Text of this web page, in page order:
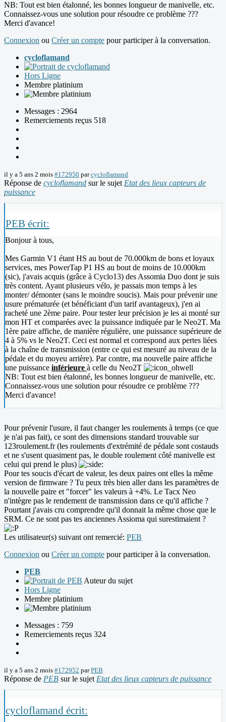
NB: Tout est bien étalonné, les bonnes longueur de manivelle, etc.
Connaissez-vous une solution pour résoudre ce problème ???
Merci d'avance!
Connexion ou Créer un compte pour participer à la conversation.
cycloflamand
Hors Ligne
Membre platinium
Messages : 2964
Remerciements reçus 518
il y a 5 ans 2 mois #172950 parcycloflamand
Réponse de cycloflamand sur le sujet Etat des lieux capteurs de
puissance
PEB écrit:
Bonjour à tous,
Mes Garmin V1 étant HS au bout de 70.000km de bons et loyaux
services, mes PowerTap P1 HS au bout de moins de 10.000km
(sic), j'avais acquis (grâce à Cyclo13) des Assomia Duo dont je suis
très content. Ayant plusieurs vélo, je passais mon temps à les
monter/ démonter (sans le moindre soucis). Mais pour prévenir une
usure prématurée (et bénéficiant d'un tarif avantageux), j'en ai
racheté une 2ème paire. Pour tester leur précision je les ai monté sur
mon HT et comparées avec la puissance indiquée par le Neo2T. Ma
1ère paire affiche, de manière régulière, une puissance supérieure de
4 à 5% vs le Neo2T. Ceci est normal et correspond aux pertes liées
à la chaîne de transmission (entre ce qui est mesuré au niveau de la
pédale et du moyeu arrière). Par contre, ma nouvelle paire affiche
une puissance inférieure à celle du Neo2T
NB: Tout est bien étalonné, les bonnes longueur de manivelle, etc.
Connaissez-vous une solution pour résoudre ce problème ???
Merci d'avance!
Pour prévenir l'usure, il faut changer les roulements à temps (ce que
je n'ai pas fait), ce sont des dimensions standard trouvable sur
123roulement.fr (les roulements d'extrémité de pédale sont costauds
et ne s'usent quasiment pas, le double roulement côté manivelle est
celui qui prend le plus)
Pour tes soucis d'écart de valeur, les deux paires ont elles la même
version de firmware ? Tu peux très bien aller dans les paramètres de
la nouvelle paire et "forcer" les valeurs à +4%. Le Tacx Neo
n'intègre pas le rendement de transmission dans ce qu'il affiche ?
Pourtant j'avais cru comprendre qu'il donnait la même chose que le
SRM. Ce ne sont pas tes anciennes Assioma qui surestimaient ?
Les utilisateur(s) suivant ont remercié: PEB
Connexion ou Créer un compte pour participer à la conversation.
PEB
Auteur du sujet
Hors Ligne
Membre platinium
Messages : 759
Remerciements reçus 324
il y a 5 ans 2 mois #172952 parPEB
Réponse de PEB sur le sujet Etat des lieux capteurs de puissance
cycloflamand écrit: